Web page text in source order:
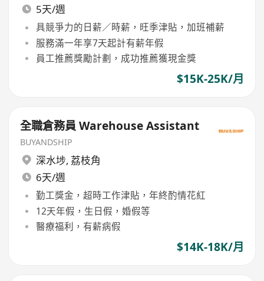
5天/週
具競爭力的日薪／時薪，旺季津貼，加班補薪
服務滿一年享7天起計有薪年假
員工推薦獎勵計劃，成功推薦獲現金獎
$15K-25K/月
全職倉務員 Warehouse Assistant
BUYANDSHIP
深水埗, 荔枝角
6天/週
勤工獎金，超時工作津貼，年終酌情花紅
12天年假，生日假，婚假等
醫療福利，有薪病假
$14K-18K/月